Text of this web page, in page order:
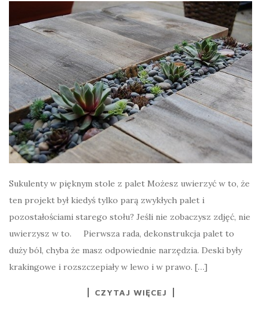
Sukulenty w pięknym stole z palet Możesz uwierzyć w to, że
ten projekt był kiedyś tylko parą zwykłych palet i
pozostałościami starego stołu? Jeśli nie zobaczysz zdjęć, nie
uwierzysz w to. Pierwsza rada, dekonstrukcja palet to
duży ból, chyba że masz odpowiednie narzędzia. Deski były
krakingowe i rozszczepiały w lewo i w prawo. […]
CZYTAJ WIĘCEJ